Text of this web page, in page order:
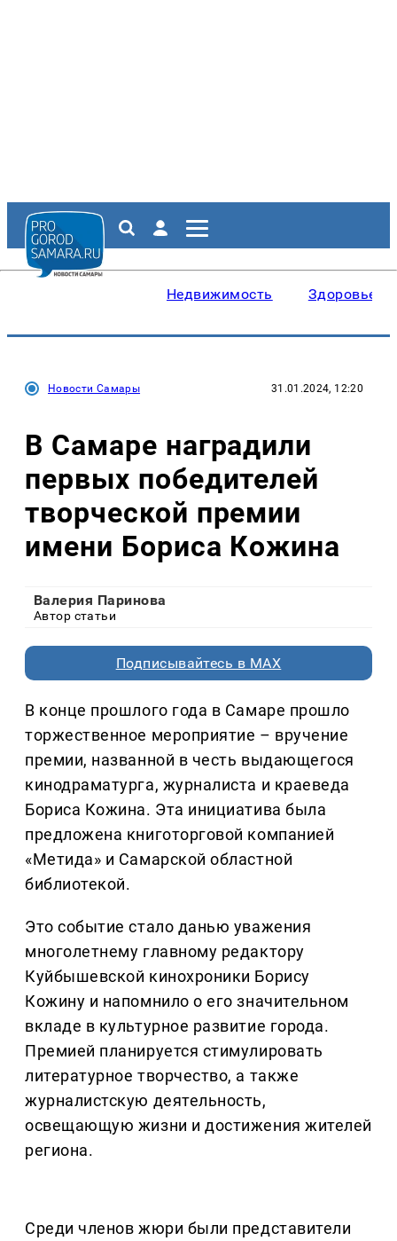
Недвижимость Здоровье
Новости Самары 31.01.2024, 12:20
В Самаре наградили
первых победителей
творческой премии
имени Бориса Кожина
Валерия Паринова
Автор статьи
Подписывайтесь в MAX
В конце прошлого года в Самаре прошло
торжественное мероприятие – вручение
премии, названной в честь выдающегося
кинодраматурга, журналиста и краеведа
Бориса Кожина. Эта инициатива была
предложена книготорговой компанией
«Метида» и Самарской областной
библиотекой.
Это событие стало данью уважения
многолетнему главному редактору
Куйбышевской кинохроники Борису
Кожину и напомнило о его значительном
вкладе в культурное развитие города.
Премией планируется стимулировать
литературное творчество, а также
журналистскую деятельность,
освещающую жизни и достижения жителей
региона.
Среди членов жюри были представители